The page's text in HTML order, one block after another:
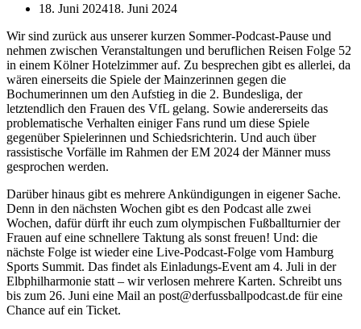
18. Juni 202418. Juni 2024
Wir sind zurück aus unserer kurzen Sommer-Podcast-Pause und
nehmen zwischen Veranstaltungen und beruflichen Reisen Folge 52
in einem Kölner Hotelzimmer auf. Zu besprechen gibt es allerlei, da
wären einerseits die Spiele der Mainzerinnen gegen die
Bochumerinnen um den Aufstieg in die 2. Bundesliga, der
letztendlich den Frauen des VfL gelang. Sowie andererseits das
problematische Verhalten einiger Fans rund um diese Spiele
gegenüber Spielerinnen und Schiedsrichterin. Und auch über
rassistische Vorfälle im Rahmen der EM 2024 der Männer muss
gesprochen werden.
Darüber hinaus gibt es mehrere Ankündigungen in eigener Sache.
Denn in den nächsten Wochen gibt es den Podcast alle zwei
Wochen, dafür dürft ihr euch zum olympischen Fußballturnier der
Frauen auf eine schnellere Taktung als sonst freuen! Und: die
nächste Folge ist wieder eine Live-Podcast-Folge vom Hamburg
Sports Summit. Das findet als Einladungs-Event am 4. Juli in der
Elbphilharmonie statt – wir verlosen mehrere Karten. Schreibt uns
bis zum 26. Juni eine Mail an post@derfussballpodcast.de für eine
Chance auf ein Ticket.